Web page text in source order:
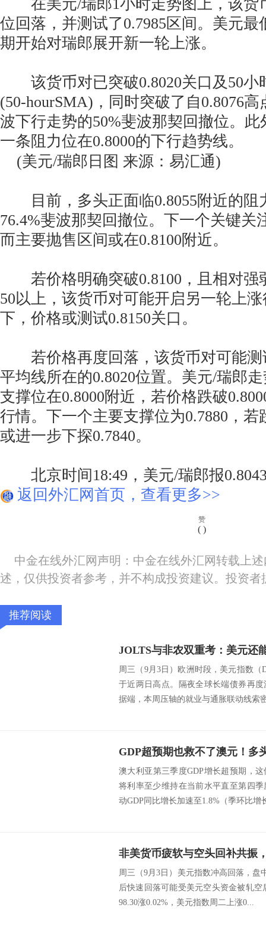
在美元/瑞郎1小时走势图上，该货
位回落，并测试了0.7985区间。美元最
期开始对瑞郎展开新一轮上涨。
该货币对已突破0.8020关口及50小
(50-hourSMA)，同时突破了自0.8076高
波下行走势的50%斐波那契回撤位。
一条阻力位在0.8000的下行趋势线。
(美元/瑞郎日图 来源：易汇通)
目前，多头正面临0.8055附近的
76.4%斐波那契回撤位。下一个关键关
而主要抛售区间或在0.8100附近。
若价格明确突破0.8100，且相对强
50以上，该货币对可能开启另一轮上
下，价格或测试0.8150关口。
若价格再度回落，该货币对可能测
平均线所在的0.8020位置。美元/瑞郎
支撑位在0.8000附近，若价格跌破
行情。下一个主要支撑位为0.7880，
或进一步下探0.7840。
北京时间18:49，美元/瑞郎报
返回外汇网首页，查看更多>>
赞
( )
中金在线外汇网声明：中金在线外汇网转载上
述，仅供投资者参考，并不构成投资建议。投资
推荐阅读
JOLTS与非农双重考：美元还
周三（9月3日）欧洲时段，美元指数
于近两日高点。隔夜全球长端债券再
据端，本周压轴的就业与通胀联动线索
澳大利亚第三季度GDP增长超预期，
将利率至少维持在当前水平直至第四
动GDP同比增长加速至1.8%（季环比增
周三（9月3日）美元指数冲高回落，盘
后快速回落可能受美元空头资金被轧空
98.30涨0.02%，美元指数周二上涨0...